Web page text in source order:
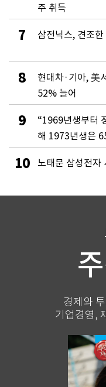
주 취득
7 삼전닉스, 견조
8
현대차·기아, 美
52% 늘어
9
“1969년생부터
해 1973년생은
10 노태문 삼성전자
경제와
기업경영,